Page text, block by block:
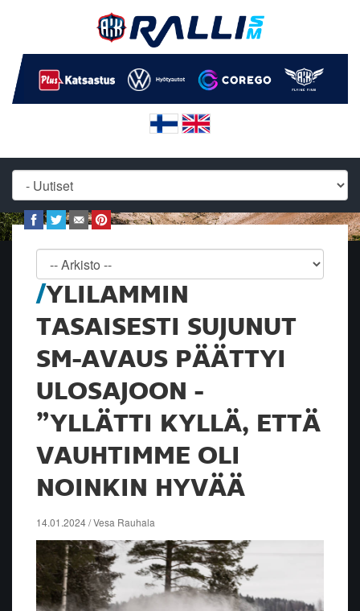
YLILAMMIN
TASAISESTI SUJUNUT
SM-AVAUS PÄÄTTYI
ULOSAJOON -
”YLLÄTTI KYLLÄ, ETTÄ
VAUHTIMME OLI
NOINKIN HYVÄÄ
14.01.2024 / Vesa Rauhala